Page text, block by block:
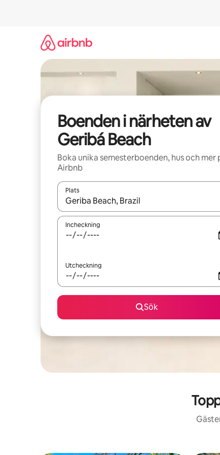
Boenden i närheten av
Geribá Beach
Boka unika semesterboenden, hus och mer
Airbnb
Plats
När resultaten är tillgängliga kan du navigera
Incheckning
Utcheckning
Sök